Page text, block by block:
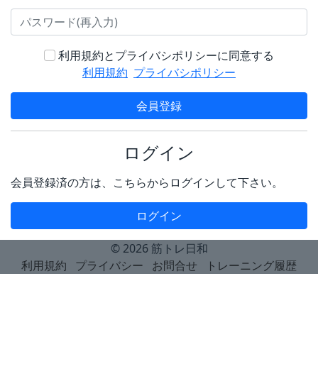
利用規約とプライバシポリシーに同意する
利用規約 プライバシポリシー
会員登録
ログイン
会員登録済の方は、こちらからログインして下さい。
ログイン
© 2026 筋トレ日和
利用規約
プライバシー お問合せ トレーニング履歴